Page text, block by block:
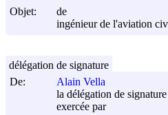
Objet:
de
ingénieur de l'aviation
De:
Alain Vella
la délégation de
exercée par
délégation de signature